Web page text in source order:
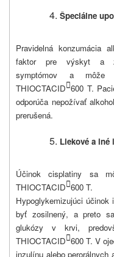
Špeciálne
Pravidelná konzumácia
faktor pre výskyt a
symptómov a môže
THIOCTACID 600 T.
odporúča nepožívať
prerušená.
Liekové a iné
Účinok cisplatiny sa
THIOCTACID 600 T.
Hypoglykemizujúci účinok
byť zosilnený, a preto
glukózy v krvi,
THIOCTACID 600 T. V
inzulínu alebo